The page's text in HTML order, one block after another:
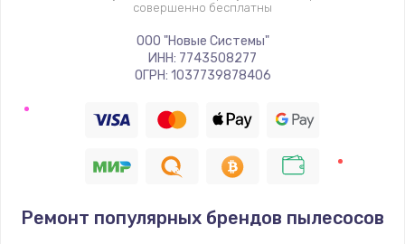
совершенно бесплатны
ООО "Новые Системы"
ИНН: 7743508277
ОГРН: 1037739878406
Ремонт популярных брендов пылесосов